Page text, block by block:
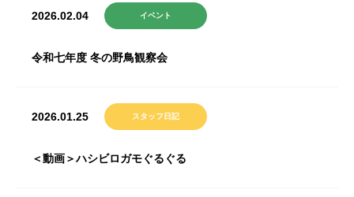
2026.02.04 イベント
令和七年度 冬の野鳥観察会
2026.01.25 スタッフ日記
＜動画＞ハシビロガモぐるぐる